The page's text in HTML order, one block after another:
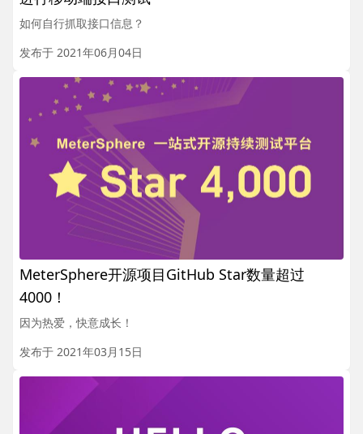
如何自行抓取接口信息？
发布于 2021年06月04日
MeterSphere开源项目GitHub Star数量超过
4000！
因为热爱，快意成长！
发布于 2021年03月15日